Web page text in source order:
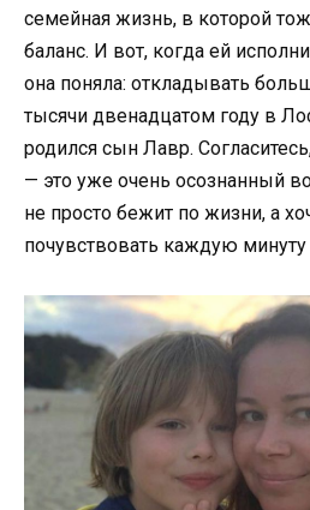
семейная жизнь, в которой
баланс. И вот, когда ей
она поняла: откладывать
тысячи двенадцатом году в
родился сын Лавр.
— это уже очень осознанный
не просто бежит по жизни, а
почувствовать каждую